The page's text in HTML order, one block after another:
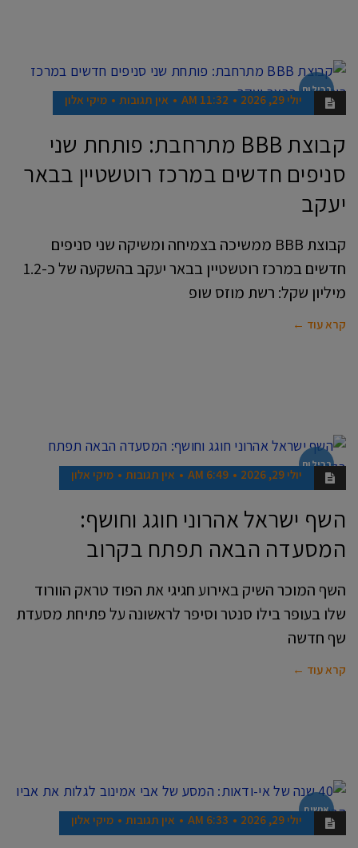
רכילות
יולי 29, 2026 11:32 AM אין תגובות מיקי אלון
קבוצת BBB מתרחבת: פותחת שני
סניפים חדשים במרכז רוטשטיין בבאר
יעקב
קבוצת BBB ממשיכה בצמיחה ומשיקה שני סניפים
חדשים במרכז רוטשטיין בבאר יעקב בהשקעה של כ-1.2
מיליון שקל: רשת מוזס שופ
קרא עוד ←
רכילות
יולי 29, 2026 6:49 AM אין תגובות מיקי אלון
השף ישראל אהרוני חוגג וחושף:
המסעדה הבאה תפתח בקרוב
השף המוכר השיק באירוע חגיגי את הפוד טראק הוורוד
שלו בעופר בילו סנטר וסיפר לראשונה על פתיחת מסעדת
שף חדשה
קרא עוד ←
אנשים
יולי 29, 2026 6:33 AM אין תגובות מיקי אלון